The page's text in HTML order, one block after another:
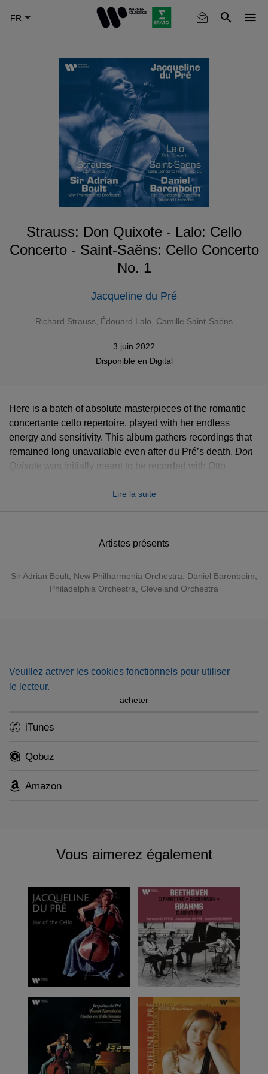
Strauss: Don Quixote - Lalo: Cello
Concerto - Saint-Saëns: Cello Concerto
No. 1
Jacqueline du Pré
Richard Strauss Édouard Lalo Camille Saint-Saëns
3 juin 2022
Disponible en Digital
Artistes présents
Sir Adrian Boult New Philharmonia Orchestra Daniel Barenboim
Philadelphia Orchestra
Cleveland Orchestra
Don
Quixote
Here is a batch of absolute masterpieces of the romantic
concertante cello repertoire, played with her endless
energy and sensitivity. This album gathers recordings that
remained long unavailable even after du Pré’s death. Don
Quixote was initially meant to be recorded with Otto
Hall, but as they didn’t get on at all the project remained
were missing at the very beginning but have been patched
appearance on TV in 1958) and Saint-Saëns with Daniel
Barenboim. The latter is a digital premiere.
Lire la suite
Veuillez activer les cookies fonctionnels pour utiliser
le lecteur.
acheter
iTunes
Qobuz
Amazon
Vous aimerez également